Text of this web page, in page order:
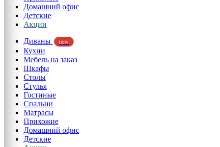
Домашний офис
Детские
Акции
Диваны
new
Кухни
Мебель на заказ
Шкафы
Столы
Стулья
Гостиные
Спальни
Матрасы
Прихожие
Домашний офис
Детские